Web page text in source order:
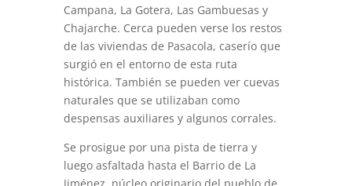
Campana, La Gotera, Las Gambuesas y
Chajarche. Cerca pueden verse los restos
de las viviendas de Pasacola, caserío que
surgió en el entorno de esta ruta
histórica. También se pueden ver cuevas
naturales que se utilizaban como
despensas auxiliares y algunos corrales.
Se prosigue por una pista de tierra y
luego asfaltada hasta el Barrio de La